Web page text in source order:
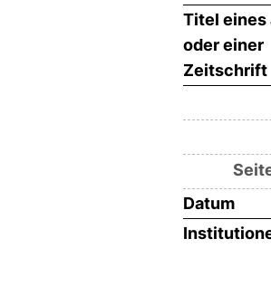
Titel eines
oder einer
Zeitschrift
Datum